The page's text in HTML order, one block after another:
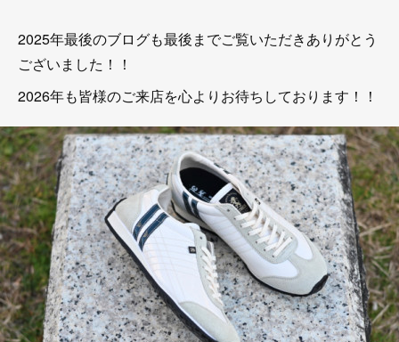
2025年最後のブログも最後までご覧いただきありがとう
ございました！！
2026年も皆様のご来店を心よりお待ちしております！！